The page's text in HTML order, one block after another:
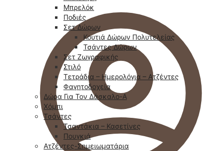
Μπρελόκ
Ποδιές
Σετ Δώρων
Κουτιά Δώρων Πολυτελείας
Τσάντες Δώρων
Σετ Ζωγραφικής
Στιλό
Τετράδια – Ημερολόγια – Ατζέντες
Φαγητοδοχεία
Δώρα Για Τον Δάσκαλο-Α
Χόμπι
Τσάντες
Τσαντάκια – Κασετίνες
Πουγκιά
Ατζέντες-Σημειωματάρια